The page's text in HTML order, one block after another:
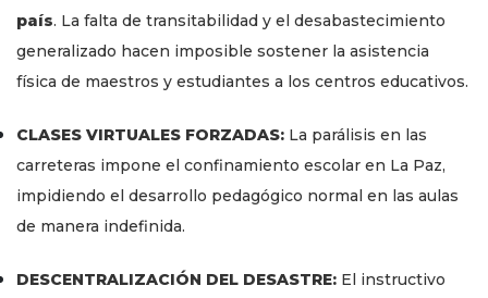
país. La falta de transitabilidad y el desabastecimiento
generalizado hacen imposible sostener la asistencia
física de maestros y estudiantes a los centros educativos.
CLASES VIRTUALES FORZADAS: La parálisis en las
carreteras impone el confinamiento escolar en La Paz,
impidiendo el desarrollo pedagógico normal en las aulas
de manera indefinida.
DESCENTRALIZACIÓN DEL DESASTRE: El instructivo